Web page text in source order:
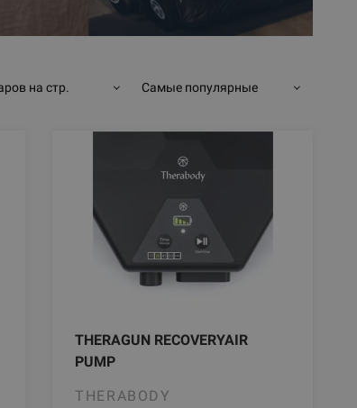
на стр. Самые популярные
THERAGUN RECOVERYAIR
PUMP
THERABODY